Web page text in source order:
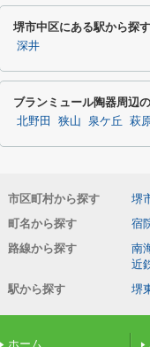
堺市中区にある駅から探す
深井
ブランミュール陶器周辺
北野田 狭山 泉ケ丘 萩
市区町村から探す 堺
町名から探す
宿
路線から探す
南
近
駅から探す
堺
ホーム